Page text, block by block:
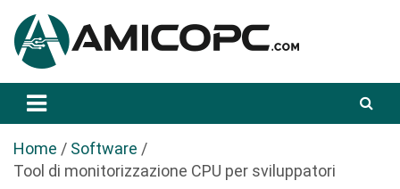
a
Amicopc.com
Home
Software
Tool di monitorizzazione CPU per sviluppatori